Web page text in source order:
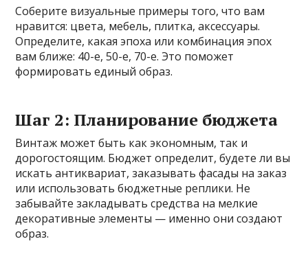
Соберите визуальные примеры того, что вам
нравится: цвета, мебель, плитка, аксессуары.
Определите, какая эпоха или комбинация эпох
вам ближе: 40-е, 50-е, 70-е. Это поможет
формировать единый образ.
Шаг 2: Планирование бюджета
Винтаж может быть как экономным, так и
дорогостоящим. Бюджет определит, будете ли вы
искать антиквариат, заказывать фасады на заказ
или использовать бюджетные реплики. Не
забывайте закладывать средства на мелкие
декоративные элементы — именно они создают
образ.